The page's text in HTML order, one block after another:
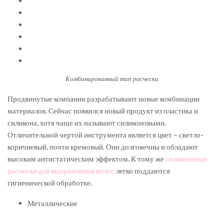
Комбинированный тип расчески
Продвинутые компании разрабатывают новые комбинации
материалов. Сейчас появился новый продукт из пластика и
силикона, хотя чаще их называют силиконовыми.
Отличительной чертой инструмента является цвет – светло-
коричневый, почти кремовый. Они долговечны и обладают
высоким антистатическим эффектом. К тому же силиконовые
расчески для выпрямления волос легко поддаются
гигиенической обработке.
Металлические